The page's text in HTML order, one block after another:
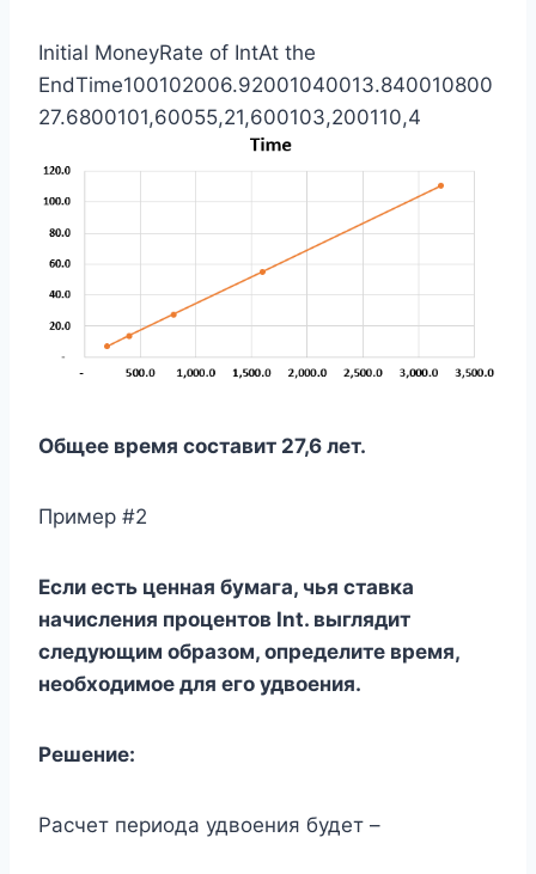
Initial MoneyRate of IntAt the
EndTime100102006.92001040013.840010800
27.6800101,60055,21,600103,200110,4
Общее время составит 27,6 лет.
Пример #2
Если есть ценная бумага, чья ставка
начисления процентов Int. выглядит
следующим образом, определите время,
необходимое для его удвоения.
Решение:
Расчет периода удвоения будет –